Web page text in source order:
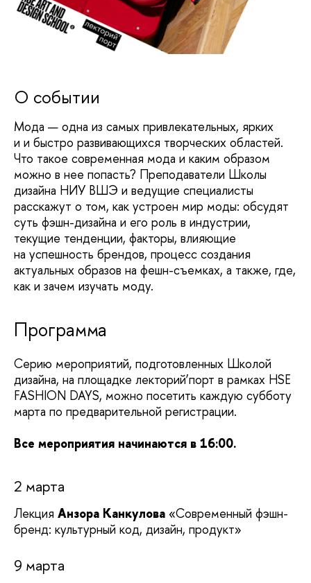
О событии
Мода — одна из самых привлекательных, ярких
и и быстро развивающихся творческих областей.
Что такое современная мода и каким образом
можно в нее попасть? Преподаватели Школы
дизайна НИУ ВШЭ и ведущие специалисты
расскажут о том, как устроен мир моды: обсудят
суть фэшн-дизайна и его роль в индустрии,
текущие тенденции, факторы, влияющие
на успешность брендов, процесс создания
актуальных образов на фешн-съемках, а также, где,
как и зачем изучать моду.
Программа
Серию мероприятий, подготовленных Школой
дизайна, на площадке лекторий’порт в рамках HSE
FASHION DAYS, можно посетить каждую субботу
марта по предварительной регистрации.
Все мероприятия начинаются в 16:00.
2 марта
Лекция Анзора Канкулова «Современный фэшн-
бренд: культурный код, дизайн, продукт»
9 марта